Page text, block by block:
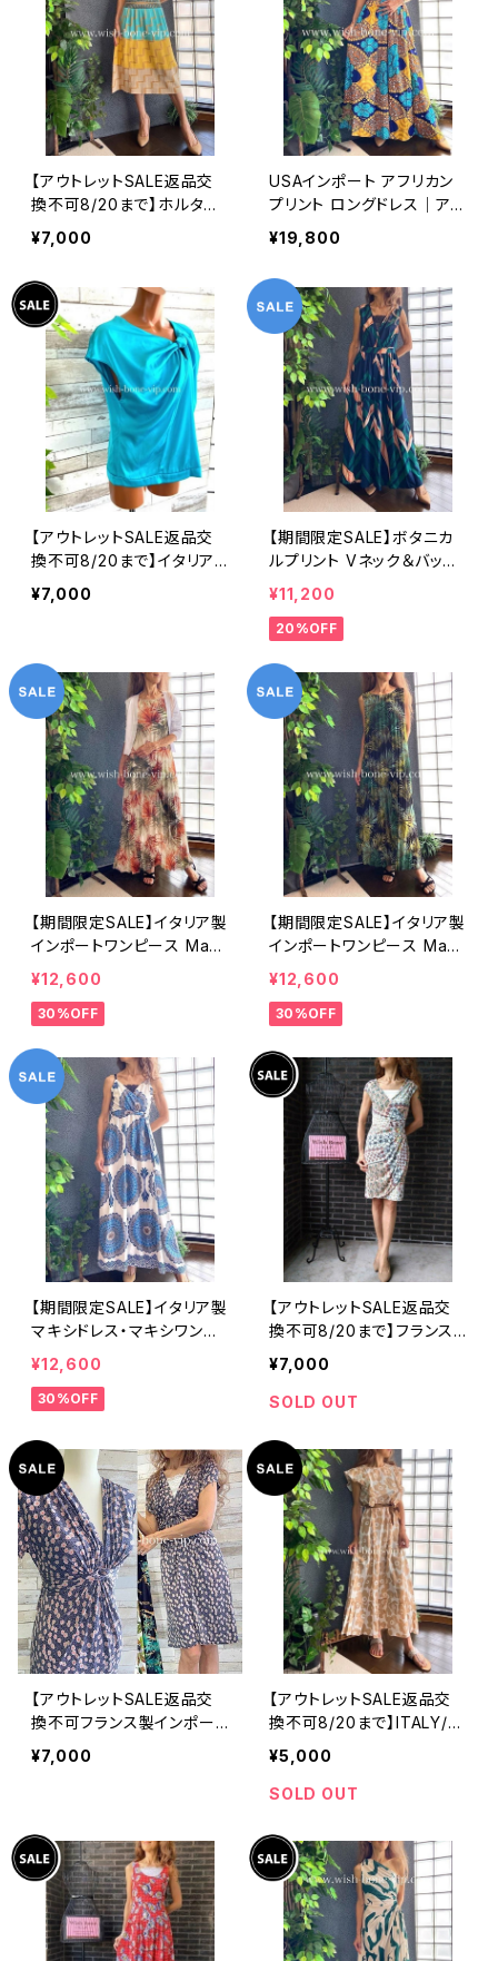
【アウトレットSALE返品交
換不可8/20まで】ホルター
ネック＆厚手ニットワンピー
ス｜切り替えバイカラー ミ
エロー
¥7,000
USAインポート アフリカン
プリント ロングドレス｜アレ
ンジ次第なマキシワンピー
ス｜ビビットなビタミンカラ
ー/ブルー＆イエロー
¥19,800
【アウトレットSALE返品交
換不可8/20まで】イタリア
製インポートトップス・アシ
ンメトリーカットソー｜Mad
¥7,000
【期間限定SALE】ボタニカ
ルプリント Vネック＆バック
シャーリング インポート ロ
ングワンピース 切り替え ロ
ング丈マキシドレス /ネイビ
¥11,200
20%OFF
【期間限定SALE】イタリア製
インポートワンピース Mad
e in ITALY マキシワンピー
ス｜｜シフォン系プリーツ
ロングワンピース/ブラウン
¥12,600
30%OFF
【期間限定SALE】イタリア製
インポートワンピース Mad
e in ITALY マキシワンピー
ス｜｜シフォン系プリーツ
ロングワンピース/グリーン
¥12,600
30%OFF
【期間限定SALE】イタリア製
マキシドレス・マキシワンピ
ース｜Made in ITALY 爽
やかブルー インポート ロン
グワンピース/ブルーネイビ
¥12,600
30%OFF
【アウトレットSALE返品交
換不可8/20まで】フランス
製インポートワンピース｜L
ADY-LOL｜カシュクールワ
ンピース/ホワイト・ペイズリ
¥7,000
SOLD OUT
【アウトレットSALE返品交
換不可フランス製インポート
ワンピース｜FIFILLES de
PARIS フィフィーユ・パリ｜
ス/シック(T2)(T3)
¥7,000
【アウトレットSALE返品交
換不可8/20まで】ITALY/イ
タリア製インポート｜ロン
グ・マキシワンピース・フレ
ア袖サマー マキシドレス/ベ
¥5,000
SOLD OUT